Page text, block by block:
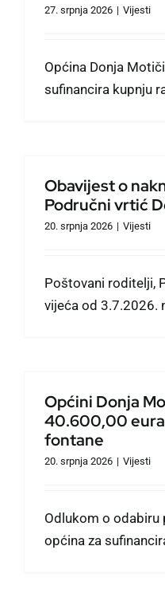
27. srpnja 2026 | Vijesti
Općina Donja
sufinancira kupnju
Obavijest o
Područni vrtić
20. srpnja 2026 | Vijesti
Poštovani roditelji,
vijeća od 3.7.2026.
Općini Donja
40.600,00 eura
fontane
20. srpnja 2026 | Vijesti
Odlukom o odabiru
općina za